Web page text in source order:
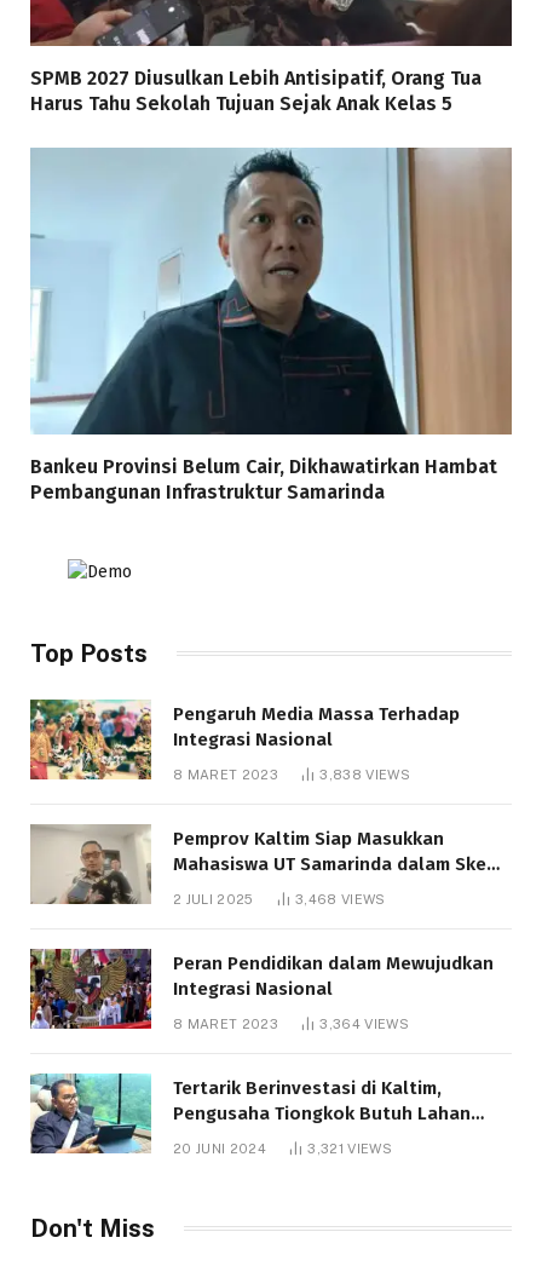
SPMB 2027 Diusulkan Lebih Antisipatif, Orang Tua
Harus Tahu Sekolah Tujuan Sejak Anak Kelas 5
Bankeu Provinsi Belum Cair, Dikhawatirkan Hambat
Pembangunan Infrastruktur Samarinda
Top Posts
Pengaruh Media Massa Terhadap
Integrasi Nasional
8 MARET 2023 3,838VIEWS
Pemprov Kaltim Siap Masukkan
Mahasiswa UT Samarinda dalam Skema
Bantuan Pendidikan Gratispol
2 JULI 2025 3,468 VIEWS
Peran Pendidikan dalam Mewujudkan
Integrasi Nasional
8 MARET 2023 3,364VIEWS
Tertarik Berinvestasi di Kaltim,
Pengusaha Tiongkok Butuh Lahan
1.000 Hektare
20 JUNI 2024 3,321VIEWS
Don't Miss